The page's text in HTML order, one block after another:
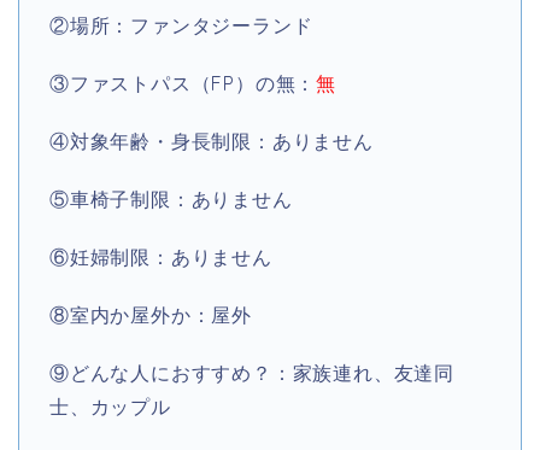
②場所：ファンタジーランド
③ファストパス（FP）の無：無
④対象年齢・身長制限：ありません
⑤車椅子制限：ありません
⑥妊婦制限：ありません
⑧室内か屋外か：屋外
⑨どんな人におすすめ？：家族連れ、友達同
士、カップル